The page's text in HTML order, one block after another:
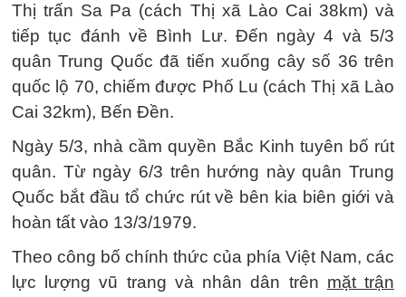
Thị trấn Sa Pa (cách Thị xã Lào Cai 38km) và
tiếp tục đánh về Bình Lư. Đến ngày 4 và 5/3
quân Trung Quốc đã tiến xuống cây số 36 trên
quốc lộ 70, chiếm được Phố Lu (cách Thị xã Lào
Cai 32km), Bến Đền.
Ngày 5/3, nhà cầm quyền Bắc Kinh tuyên bố rút
quân. Từ ngày 6/3 trên hướng này quân Trung
Quốc bắt đầu tổ chức rút về bên kia biên giới và
hoàn tất vào 13/3/1979.
Theo công bố chính thức của phía Việt Nam, các
lực lượng vũ trang và nhân dân trên mặt trận